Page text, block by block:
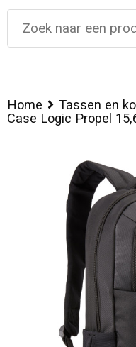
Home
Tassen en
Case Logic Propel